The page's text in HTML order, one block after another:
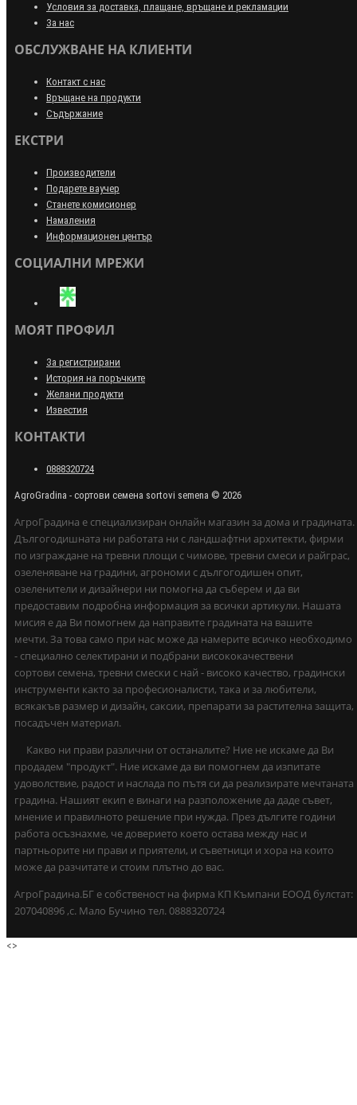
Условия за доставка, плащане, връщане и рекламации
За нас
ОБСЛУЖВАНЕ НА КЛИЕНТИ
Контакт с нас
Връщане на продукти
Съдържание
ЕКСТРИ
Производители
Подарете ваучер
Станете комисионер
Намаления
Информационен център
СОЦИАЛНИ МРЕЖИ
МОЯТ ПРОФИЛ
За регистрирани
История на поръчките
Желани продукти
Известия
КОНТАКТИ
0888320724
AgroGradina - сортови семена sortovi semena © 2026
АгроГрадина е специализиран онлайн магазин за дома и градината.
Дългогодишната ни работата ни с ландшафтни архитекти, фирми
по изграждане на тревни площи с чимове, тревни смеси и райграс,
озеленяване на градини, агрономи с дългогодишен опит,
озеленители и дизайнери ни помогна да съберем и да ви
предоставим подробна информация за всички артикули. Нашата
мисия е да Ви помогнем да направите градината на вашите
мечти. За това само при нас може да намерите всичко необходимо
- специално селектирани и подбрани висококачествени
сортови семена, тревни смески с най - високо качество, градински
инструменти както за професионалисти, така и за любители,
всякакъв размер и дизайн, саксии, препарати за растителна защита,
посадъчен материал.
Какво ни прави различни от останалите? Ние не искаме да Ви
продадем "продукт". Ние искаме да ви помогнем да изпитате
удоволствие, радост и наслада по пътя си да реализирате мечтаната
градина. Нашият екип е винаги на разположение да даде съвет,
мнение и правилното решение при нужда. През дългите години
работа осъзнахме, че доверието което остава между нас и
партньорите ни прави и приятели, и съветници и хора на които
може да разчитате и стоим плътно до вас.
АгроГрадина.БГ е собственост на фирма КП Къмпани ЕООД булстат:
207040896 ,с. Мало Бучино тел. 0888320724
<>